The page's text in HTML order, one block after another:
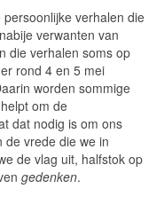
verhalen die
verwanten van
die verhalen soms op
rond 4 en 5 mei
worden sommige
om de
dat nodig is om ons
de vrede die we in
de vlag uit, halfstok op
gedenken.